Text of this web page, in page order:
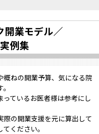
開業モデル／
例集
概ねの開業予算、気になる院
ているお医者様は参考にし
際の開業支援を元に算出して
ください。